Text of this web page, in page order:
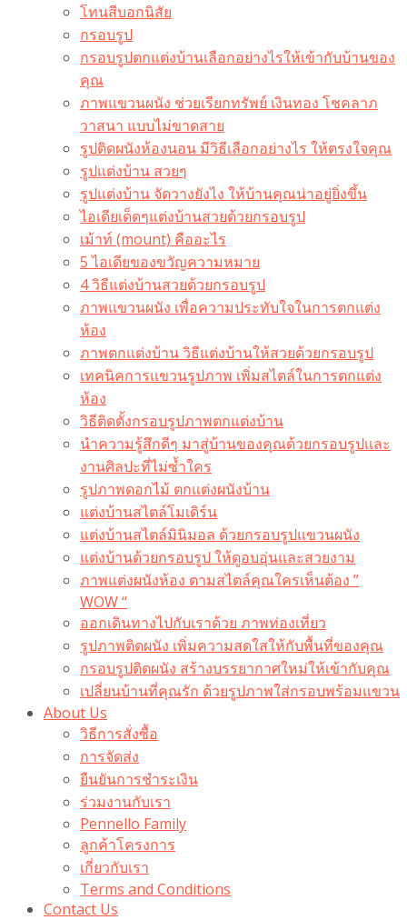
โทนสีบอกนิสัย
กรอบรูป
กรอบรูปตกแต่งบ้านเลือกอย่างไรให้เข้ากับบ้านของ
คุณ
ภาพแขวนผนัง ช่วยเรียกทรัพย์ เงินทอง โชคลาภ
วาสนา แบบไม่ขาดสาย
รูปติดผนังห้องนอน มีวิธีเลือกอย่างไร ให้ตรงใจคุณ
รูปแต่งบ้าน สวยๆ
รูปแต่งบ้าน จัดวางยังไง ให้บ้านคุณน่าอยู่ยิ่งขึ้น
ไอเดียเด็ดๆแต่งบ้านสวยด้วยกรอบรูป
เม้าท์ (mount) คืออะไร​
5 ไอเดียของขวัญความหมาย
4 วิธีแต่งบ้านสวยด้วยกรอบรูป
ภาพแขวนผนัง เพื่อความประทับใจในการตกแต่ง
ห้อง
ภาพตกแต่งบ้าน วิธีแต่งบ้านให้สวยด้วยกรอบรูป
เทคนิคการแขวนรูปภาพ เพิ่มสไตล์ในการตกแต่ง
ห้อง
วิธีติดตั้งกรอบรูปภาพตกแต่งบ้าน
นำความรู้สึกดีๆ มาสู่บ้านของคุณด้วยกรอบรูปและ
งานศิลปะที่ไม่ซ้ำใคร
รูปภาพดอกไม้ ตกแต่งผนังบ้าน
แต่งบ้านสไตล์โมเดิร์น
แต่งบ้านสไตล์มินิมอล ด้วยกรอบรูปแขวนผนัง
แต่งบ้านด้วยกรอบรูป ให้ดูอบอุ่นและสวยงาม
ภาพแต่งผนังห้อง ตามสไตล์คุณใครเห็นต้อง ”
WOW “
ออกเดินทางไปกับเราด้วย ภาพท่องเที่ยว
รูปภาพติดผนัง เพิ่มความสดใสให้กับพื้นที่ของคุณ
กรอบรูปติดผนัง สร้างบรรยากาศใหม่ให้เข้ากับคุณ
เปลี่ยนบ้านที่คุณรัก ด้วยรูปภาพใส่กรอบพร้อมแขวน​
About Us
วิธีการสั่งซื้อ
การจัดส่ง
ยืนยันการชำระเงิน
ร่วมงานกับเรา
Pennello Family
ลูกค้าโครงการ
เกี่ยวกับเรา
Terms and Conditions
Contact Us